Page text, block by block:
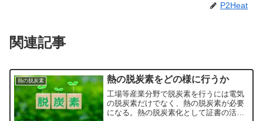
P2Heat
関連記事
熱の脱炭素 熱の脱炭素をどの様に行うか
工場等産業分野で脱炭素を行うには電気
の脱炭素だけでなく、熱の脱炭素が必要
になる。熱の脱炭素化として証書の活用